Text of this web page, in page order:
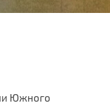
Южного